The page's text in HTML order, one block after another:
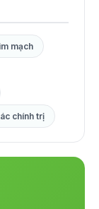
mạch
chính trị